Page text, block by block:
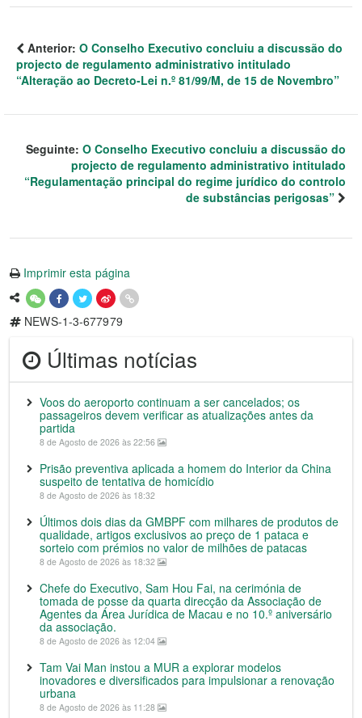
Anterior: O Conselho Executivo concluiu a discussão do
projecto de regulamento administrativo intitulado
“Alteração ao Decreto-Lei n.º 81/99/M, de 15 de Novembro”
Seguinte: O Conselho Executivo concluiu a discussão do
projecto de regulamento administrativo intitulado
“Regulamentação principal do regime jurídico do controlo
de substâncias perigosas”
Imprimir esta página
NEWS-1-3-677979
Últimas notícias
Voos do aeroporto continuam a ser cancelados; os
passageiros devem verificar as atualizações antes da
partida
8 de Agosto de 2026 às 22:56
Prisão preventiva aplicada a homem do Interior da China
suspeito de tentativa de homicídio
8 de Agosto de 2026 às 18:32
Últimos dois dias da GMBPF com milhares de produtos de
qualidade, artigos exclusivos ao preço de 1 pataca e
sorteio com prémios no valor de milhões de patacas
8 de Agosto de 2026 às 18:32
Chefe do Executivo, Sam Hou Fai, na cerimónia de
tomada de posse da quarta direcção da Associação de
Agentes da Área Jurídica de Macau e no 10.º aniversário
da associação.
8 de Agosto de 2026 às 12:04
Tam Vai Man instou a MUR a explorar modelos
inovadores e diversificados para impulsionar a renovação
urbana
8 de Agosto de 2026 às 11:28